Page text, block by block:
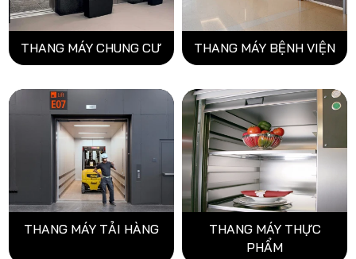
THANG MÁY CHUNG CƯ THANG MÁY BỆNH VIỆN
THANG MÁY TẢI HÀNG
THANG MÁY THỰC
PHẨM